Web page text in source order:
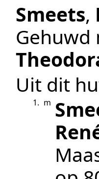
Smeets,
Gehuwd
Uit dit
1. m